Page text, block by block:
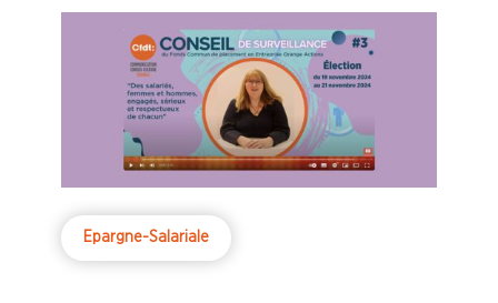
Epargne-Salariale